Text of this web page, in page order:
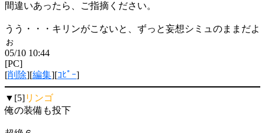
間違いあったら、ご指摘ください。
うう・・・キリンがこないと、ずっと妄想シミュのままだよ
ぉ
05/10 10:44
[PC]
[削除][編集][ｺﾋﾟｰ]
▼[5]リンゴ
俺の装備も投下